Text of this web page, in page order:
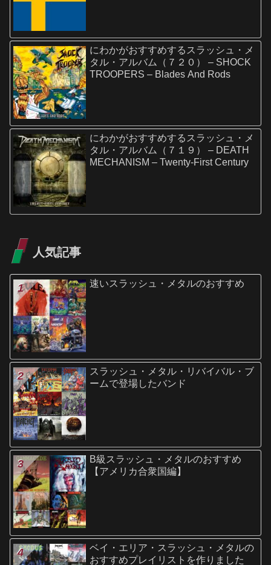
にわかがおすすめするスラッシュ・メ
タル・アルバム（７２０） – SHOCK
TROOPERS – Blades And Rods
にわかがおすすめするスラッシュ・メ
タル・アルバム（７１９） – DEATH
MECHANISM – Twenty-First Century
人気記事
速いスラッシュ・メタルのおすすめ
スラッシュ・メタル・リバイバル・ブ
ームで登場したバンド
B級スラッシュ・メタルのおすすめ
【アメリカ合衆国編】
ベイ・エリア・スラッシュ・メタルの
おすすめプレイリストを作りました